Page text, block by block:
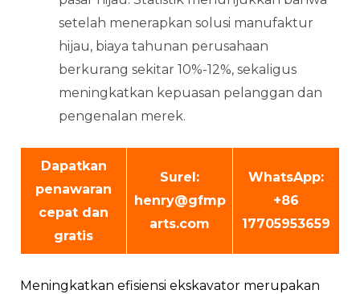
setelah menerapkan solusi manufaktur
hijau, biaya tahunan perusahaan
berkurang sekitar 10%-12%, sekaligus
meningkatkan kepuasan pelanggan dan
pengenalan merek.
Dapatkan
penawaran
cepat dan
gratis
Surel:
henry@gfmp
arts.com
WhatsApp:
+86
17705953659
Meningkatkan efisiensi ekskavator merupakan